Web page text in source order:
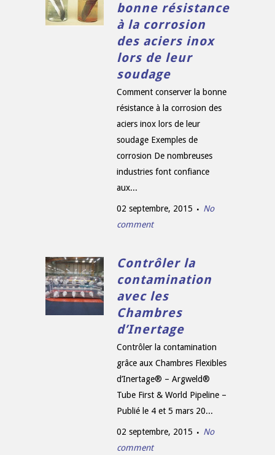
bonne résistance
à la corrosion
des aciers inox
lors de leur
soudage
Comment conserver la bonne
résistance à la corrosion des
aciers inox lors de leur
soudage Exemples de
corrosion De nombreuses
industries font confiance
aux...
02 septembre, 2015
No
comment
Contrôler la
contamination
avec les
Chambres
d’Inertage
Contrôler la contamination
grâce aux Chambres Flexibles
d’Inertage® – Argweld®
Tube First & World Pipeline –
Publié le 4 et 5 mars 20...
02 septembre, 2015
No
comment